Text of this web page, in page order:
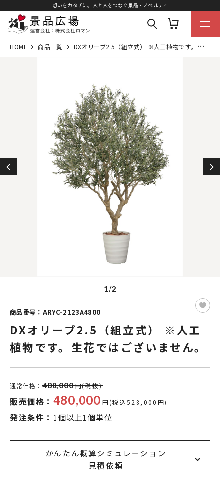
想いをカタチに。人と人をつなぐ景品・ノベルティ
HOME 商品一覧 DXオリーブ2.5（組立式） ※人工植物です。生花ではございません。
1/2
商品番号：ARYC-2123A4800
DXオリーブ2.5（組立式） ※人工
植物です。生花ではございません。
通常価格： 480,000円(税抜)
販売価格： 480,000 円(税込528,000円)
発注条件： 1個以上1個単位
かんたん概算シミュレーション
見積依頼